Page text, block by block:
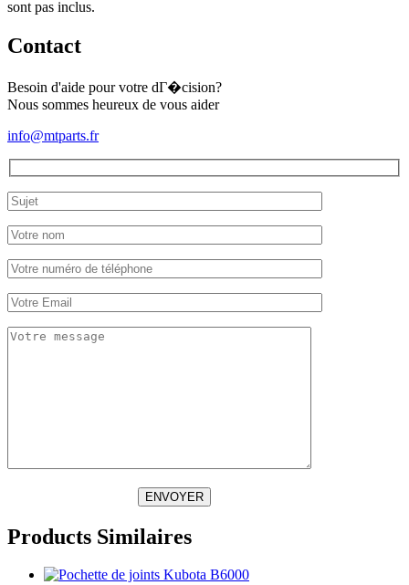
sont pas inclus.
Contact
Besoin d'aide pour votre dГ�cision?
Nous sommes heureux de vous aider
info@mtparts.fr
ENVOYER
Products Similaires